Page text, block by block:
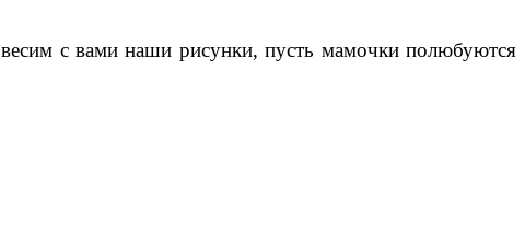
с вами наши рисунки, пусть мамочки полюбуются